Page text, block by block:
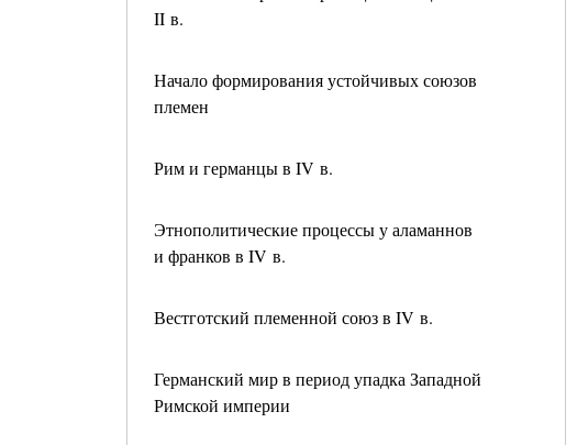
II в.
Начало формирования устойчивых союзов
племен
Рим и германцы в IV в.
Этнополитические процессы у аламаннов
и франков в IV в.
Вестготский племенной союз в IV в.
Германский мир в период упадка Западной
Римской империи